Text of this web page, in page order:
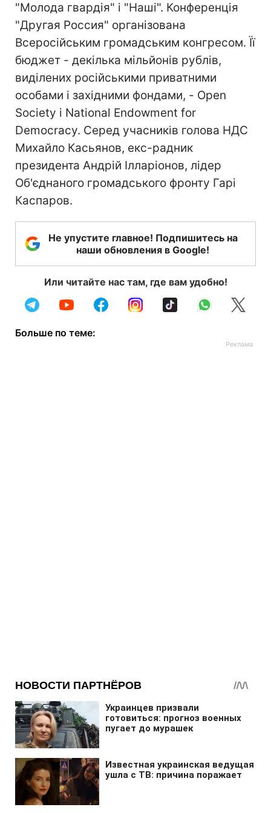
"Молода гвардія" і "Наші". Конференція
"Другая Россия" організована
Всеросійським громадським конгресом. Її
бюджет - декілька мільйонів рублів,
виділених російськими приватними
особами і західними фондами, - Open
Society і National Endowment for
Democracy. Серед учасників голова НДС
Михайло Касьянов, екс-радник
президента Андрій Ілларіонов, лідер
Об'єднаного громадського фронту Гарі
Каспаров.
Не упустите главное! Подпишитесь на
наши обновления в Google!
Или читайте нас там, где вам удобно!
Больше по теме: